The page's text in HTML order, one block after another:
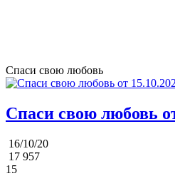
Спаси свою любовь
Спаси свою любовь
16/10/20
17 957
15